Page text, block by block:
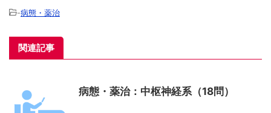
-病態・薬治
関連記事
病態・薬治：中枢神経系（18問）